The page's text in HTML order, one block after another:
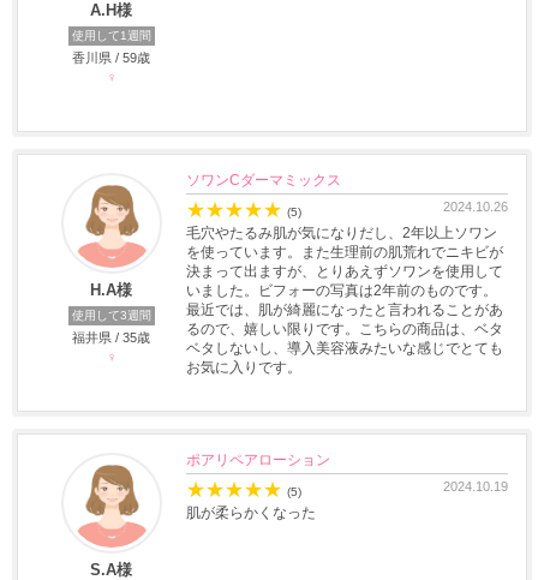
A.H様
使用して1週間
香川県 / 59歳
♀
H.A様
使用して3週間
福井県 / 35歳
♀
ソワンCダーマミックス
★★★★★ (5) 2024.10.26
毛穴やたるみ肌が気になりだし、2年以上ソワン
を使っています。また生理前の肌荒れでニキビが
決まって出ますが、とりあえずソワンを使用して
いました。ビフォーの写真は2年前のものです。
最近では、肌が綺麗になったと言われることがあ
るので、嬉しい限りです。こちらの商品は、ベタ
ベタしないし、導入美容液みたいな感じでとても
お気に入りです。
S.A様
ポアリペアローション
★★★★★ (5) 2024.10.19
肌が柔らかくなった